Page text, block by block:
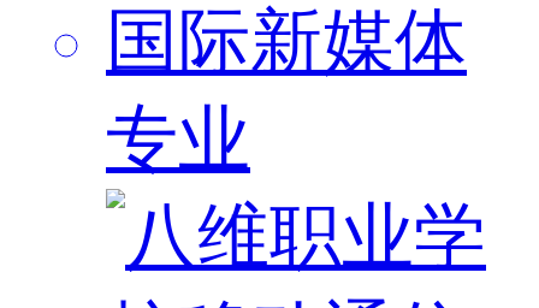
国际新媒体
专业